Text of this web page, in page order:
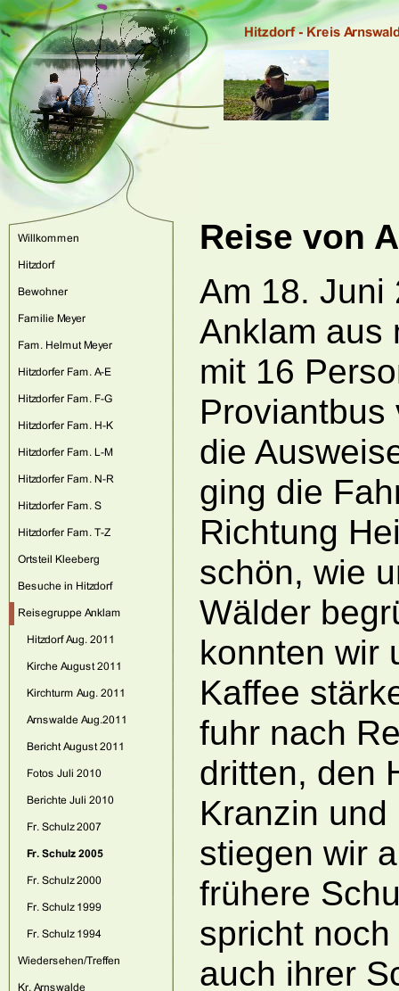
Reise von
Am 18. Juni
Anklam aus
mit 16
die
ging die
Richtung
schön, wie
Wälder
konnten wir
Kaffee
fuhr nach
dritten, den
Kranzin
stiegen wir
frühere
spricht
auch ihrer